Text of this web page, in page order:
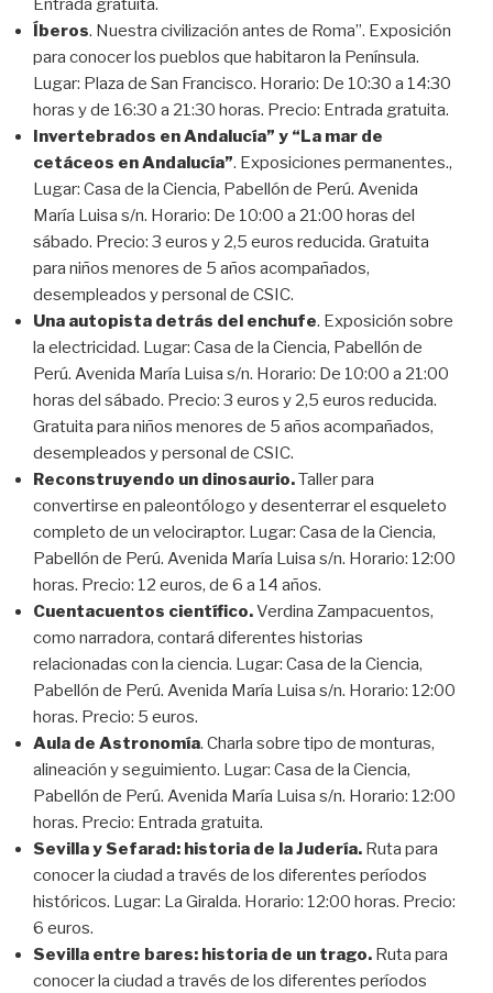
Entrada gratuita.
Íberos. Nuestra civilización antes de Roma”. Exposición
para conocer los pueblos que habitaron la Península.
Lugar: Plaza de San Francisco. Horario: De 10:30 a 14:30
horas y de 16:30 a 21:30 horas. Precio: Entrada gratuita.
Invertebrados en Andalucía” y “La mar de
cetáceos en Andalucía”. Exposiciones permanentes.,
Lugar: Casa de la Ciencia, Pabellón de Perú. Avenida
María Luisa s/n. Horario: De 10:00 a 21:00 horas del
sábado. Precio: 3 euros y 2,5 euros reducida. Gratuita
para niños menores de 5 años acompañados,
desempleados y personal de CSIC.
Una autopista detrás del enchufe. Exposición sobre
la electricidad. Lugar: Casa de la Ciencia, Pabellón de
Perú. Avenida María Luisa s/n. Horario: De 10:00 a 21:00
horas del sábado. Precio: 3 euros y 2,5 euros reducida.
Gratuita para niños menores de 5 años acompañados,
desempleados y personal de CSIC.
Reconstruyendo un dinosaurio.Taller para
convertirse en paleontólogo y desenterrar el esqueleto
completo de un velociraptor. Lugar: Casa de la Ciencia,
Pabellón de Perú. Avenida María Luisa s/n. Horario: 12:00
horas. Precio: 12 euros, de 6 a 14 años.
Cuentacuentos científico.Verdina Zampacuentos,
como narradora, contará diferentes historias
relacionadas con la ciencia. Lugar: Casa de la Ciencia,
Pabellón de Perú. Avenida María Luisa s/n. Horario: 12:00
horas. Precio: 5 euros.
Aula de Astronomía. Charla sobre tipo de monturas,
alineación y seguimiento. Lugar: Casa de la Ciencia,
Pabellón de Perú. Avenida María Luisa s/n. Horario: 12:00
horas. Precio: Entrada gratuita.
Sevilla y Sefarad: historia de la Judería. Ruta para
conocer la ciudad a través de los diferentes períodos
históricos. Lugar: La Giralda. Horario: 12:00 horas. Precio:
6 euros.
Sevilla entre bares: historia de un trago. Ruta para
conocer la ciudad a través de los diferentes períodos